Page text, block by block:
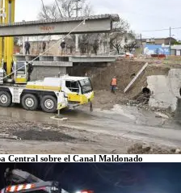
Central sobre el Canal Maldonado